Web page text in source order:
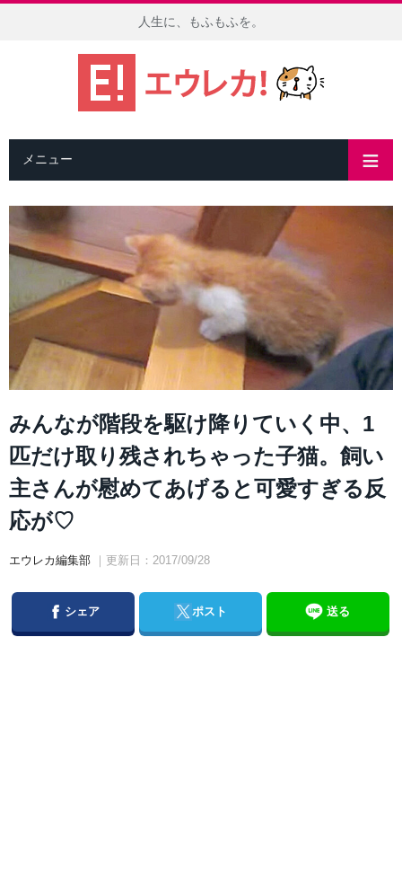
人生に、もふもふを。
メニュー
みんなが階段を駆け降りていく中、1
匹だけ取り残されちゃった子猫。飼い
主さんが慰めてあげると可愛すぎる反
応が♡
エウレカ編集部 ｜更新日：2017/09/28
Facebook
シェア Twitterポスト 送る